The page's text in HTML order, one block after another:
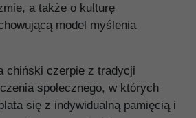
a także o kulturę
model myślenia
chiński czerpie z tradycji
społecznego, w których
się z indywidualną pamięcią i